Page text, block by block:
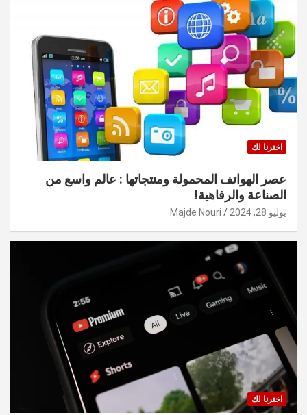
اخترنا لك
عصر الهواتف المحمولة ومنتجاتها : عالم واسع من
الصناعة والرفاهية!
يوليو 28, 2024 Majde Nouri
اخترنا لك